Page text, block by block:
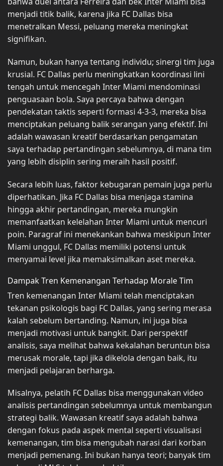
menjadi titik balik, karena jika FC Dallas bisa
menetralkan Messi, peluang mereka meningkat
signifikan.
Namun, bukan hanya tentang individu; sinergi tim juga
krusial. FC Dallas perlu meningkatkan koordinasi lini
tengah untuk mencegah Inter Miami mendominasi
penguasaan bola. Saya percaya bahwa dengan
pendekatan taktis seperti formasi 4-3-3, mereka bisa
menciptakan peluang balik serangan yang efektif. Ini
adalah wawasan kreatif berdasarkan pengamatan
saya terhadap pertandingan sebelumnya, di mana tim
yang lebih disiplin sering meraih hasil positif.
Secara lebih luas, faktor kebugaran pemain juga perlu
diperhatikan. Jika FC Dallas bisa menjaga stamina
hingga akhir pertandingan, mereka mungkin
memanfaatkan kelelahan Inter Miami untuk mencuri
poin. Paragraf ini menekankan bahwa meskipun Inter
Miami unggul, FC Dallas memiliki potensi untuk
menyamai level jika memaksimalkan aset mereka.
Dampak Tren Kemenangan Terhadap Morale Tim
Tren kemenangan Inter Miami telah menciptakan
tekanan psikologis bagi FC Dallas, yang sering merasa
kalah sebelum bertanding. Namun, ini juga bisa
menjadi motivasi untuk bangkit. Dari perspektif
analisis, saya melihat bahwa kekalahan beruntun bisa
merusak morale, tapi jika dikelola dengan baik, itu
menjadi pelajaran berharga.
Misalnya, pelatih FC Dallas bisa menggunakan video
analisis pertandingan sebelumnya untuk membangun
strategi balik. Wawasan kreatif saya adalah bahwa
dengan fokus pada aspek mental seperti visualisasi
kemenangan, tim bisa mengubah narasi dari korban
menjadi pemenang. Ini bukan hanya teori; banyak tim